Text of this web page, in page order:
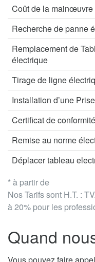
* à partir de
Nos Tarifs sont H.T. :
à 20% pour les
Coût de la mainœuvre
Recherche de panne
Remplacement de
électrique
Tirage de ligne
Installation d’une
Certificat de conformité
Remise au norme
Déplacer tableau
Quand
Vous pouvez faire